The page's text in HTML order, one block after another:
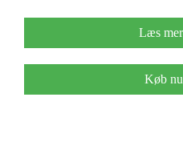
Læs
Køb